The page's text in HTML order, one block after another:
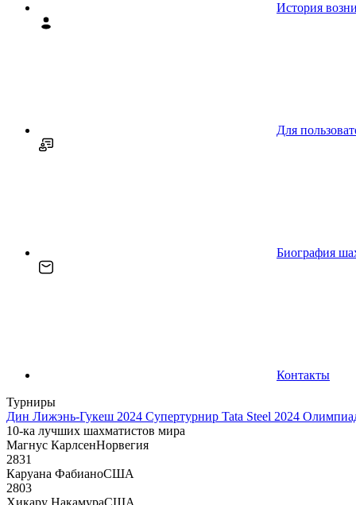
История
Для
Биография
Контакты
Турниры
Дин Лижэнь-Гукеш 2024 Супертурнир Tata Steel 2024
10-ка лучших шахматистов мира
Магнус КарлсенНорвегия
2831
Каруана ФабианоСША
2803
Хикару НакамураСША